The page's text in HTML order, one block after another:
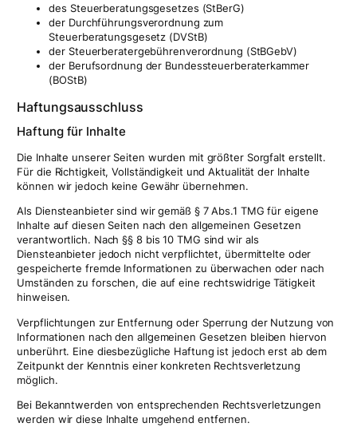
des Steuerberatungsgesetzes (StBerG)
der Durchführungsverordnung zum
Steuerberatungsgesetz (DVStB)
der Steuerberatergebührenverordnung (StBGebV)
der Berufsordnung der Bundessteuerberaterkammer
(BOStB)
Haftungsausschluss
Haftung für Inhalte
Die Inhalte unserer Seiten wurden mit größter Sorgfalt erstellt.
Für die Richtigkeit, Vollständigkeit und Aktualität der Inhalte
können wir jedoch keine Gewähr übernehmen.
Als Diensteanbieter sind wir gemäß § 7 Abs.1 TMG für eigene
Inhalte auf diesen Seiten nach den allgemeinen Gesetzen
verantwortlich. Nach §§ 8 bis 10 TMG sind wir als
Diensteanbieter jedoch nicht verpflichtet, übermittelte oder
gespeicherte fremde Informationen zu überwachen oder nach
Umständen zu forschen, die auf eine rechtswidrige Tätigkeit
hinweisen.
Verpflichtungen zur Entfernung oder Sperrung der Nutzung von
Informationen nach den allgemeinen Gesetzen bleiben hiervon
unberührt. Eine diesbezügliche Haftung ist jedoch erst ab dem
Zeitpunkt der Kenntnis einer konkreten Rechtsverletzung
möglich.
Bei Bekanntwerden von entsprechenden Rechtsverletzungen
werden wir diese Inhalte umgehend entfernen.